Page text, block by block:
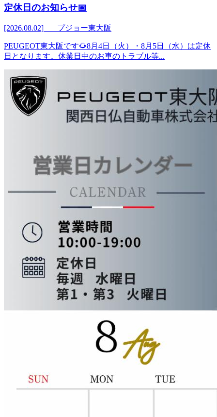
定休日のお知らせ📅
[2026.08.02] プジョー東大阪
PEUGEOT東大阪です🌻8月4日（火）・8月5日（水）は定休
日となります。休業日中のお車のトラブル等...